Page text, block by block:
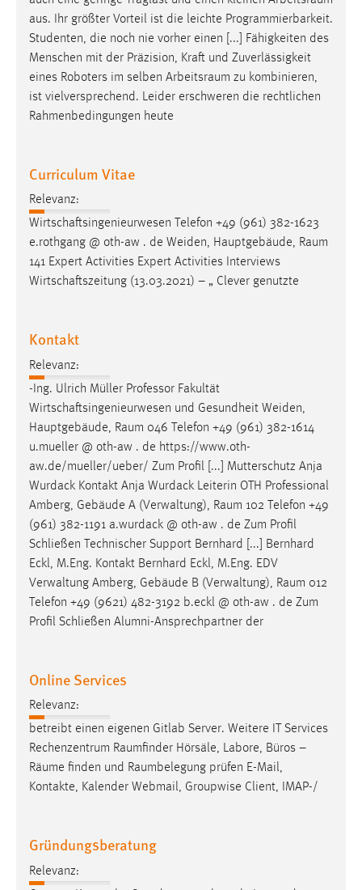
aus. Ihr größter Vorteil ist die leichte Programmierbarkeit.
Studenten, die noch nie vorher einen [...] Fähigkeiten des
Menschen mit der Präzision, Kraft und Zuverlässigkeit
eines Roboters im selben Arbeitsraum zu kombinieren,
ist vielversprechend. Leider erschweren die rechtlichen
Rahmenbedingungen heute
Curriculum Vitae
Relevanz:
Wirtschaftsingenieurwesen Telefon +49 (961) 382-1623
e.rothgang @ oth-aw . de Weiden, Hauptgebäude, Raum
141 Expert Activities Expert Activities Interviews
Wirtschaftszeitung (13.03.2021) – „ Clever genutzte
Kontakt
Relevanz:
-Ing. Ulrich Müller Professor Fakultät
Wirtschaftsingenieurwesen und Gesundheit Weiden,
Hauptgebäude, Raum 046 Telefon +49 (961) 382-1614
u.mueller @ oth-aw . de https://www.oth-
aw.de/mueller/ueber/ Zum Profil [...] Mutterschutz Anja
Wurdack Kontakt Anja Wurdack Leiterin OTH Professional
Amberg, Gebäude A (Verwaltung), Raum 102 Telefon +49
(961) 382-1191 a.wurdack @ oth-aw . de Zum Profil
Schließen Technischer Support Bernhard [...] Bernhard
Eckl, M.Eng. Kontakt Bernhard Eckl, M.Eng. EDV
Verwaltung Amberg, Gebäude B (Verwaltung), Raum 012
Telefon +49 (9621) 482-3192 b.eckl @ oth-aw . de Zum
Profil Schließen Alumni-Ansprechpartner der
Online Services
Relevanz:
betreibt einen eigenen Gitlab Server. Weitere IT Services
Rechenzentrum Raumfinder Hörsäle, Labore, Büros –
Räume finden und Raumbelegung prüfen E-Mail,
Kontakte, Kalender Webmail, Groupwise Client, IMAP-/
Gründungsberatung
Relevanz: